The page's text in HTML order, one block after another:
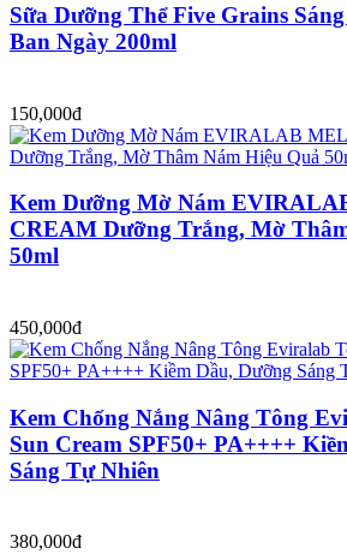
Sữa Dưỡng Thể Five Grains
Ban Ngày 200ml
150,000đ
Kem Dưỡng Mờ Nám
CREAM Dưỡng Trắng, Mờ
50ml
450,000đ
Kem Chống Nắng Nâng Tông
Sun Cream SPF50+ PA++++
Sáng Tự Nhiên
380,000đ